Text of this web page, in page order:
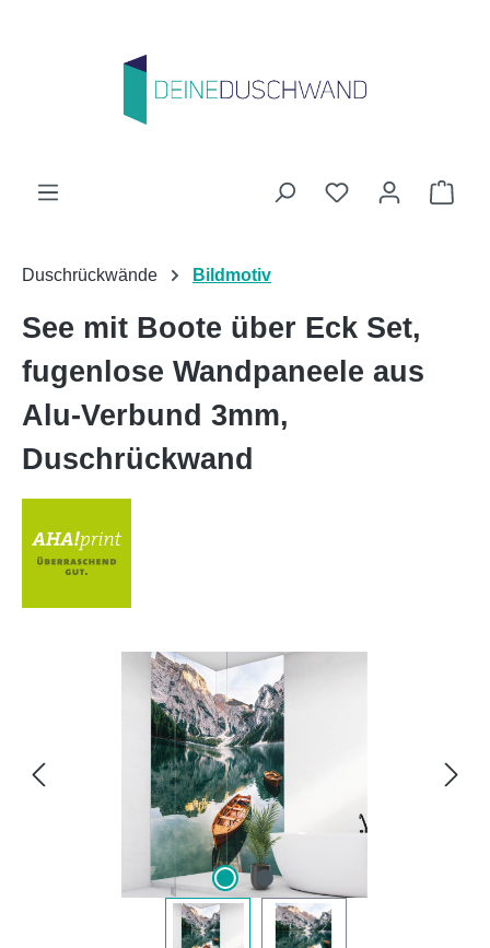
Du hast 0
Duschrückwände Bildmotiv
See mit Boote über Eck Set,
fugenlose Wandpaneele aus
Alu-Verbund 3mm,
Duschrückwand